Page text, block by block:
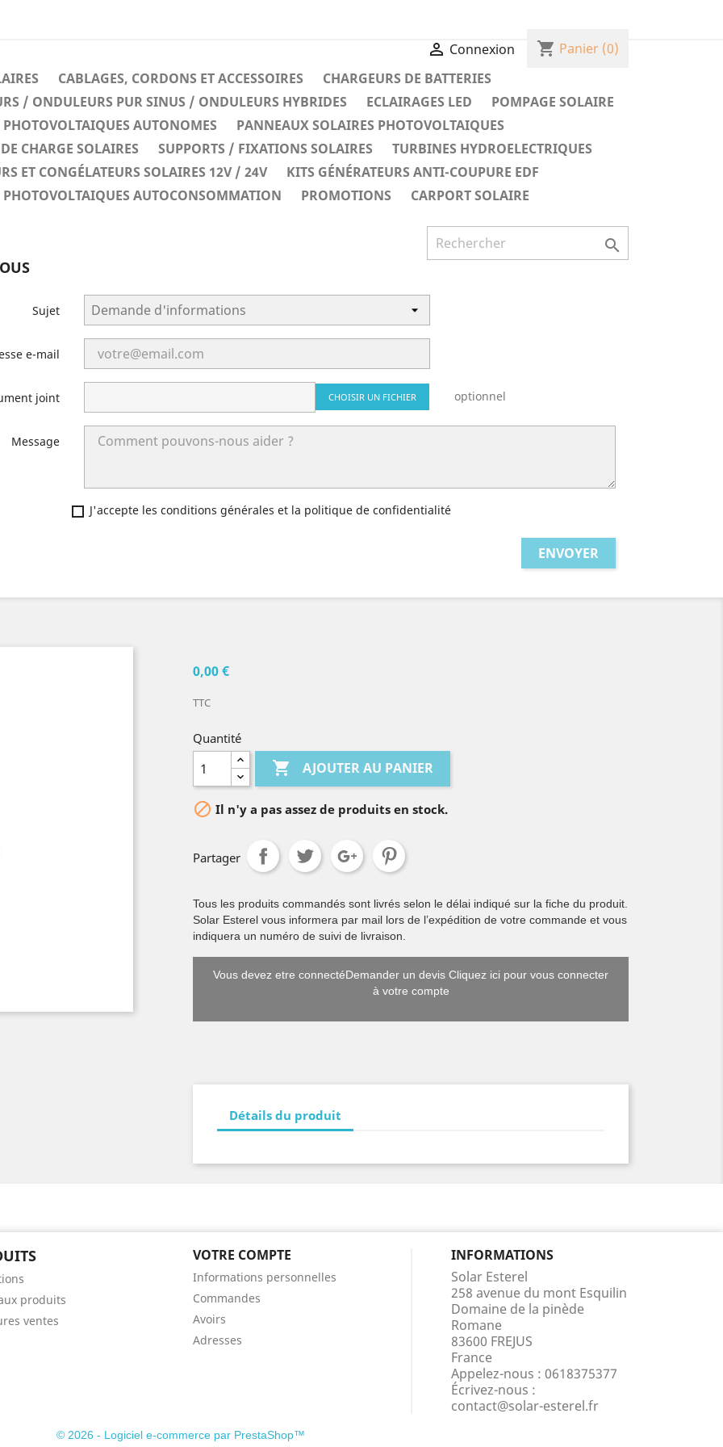
 Connexion shopping_cart Panier (0)
CABLAGES, CORDONS ET ACCESSOIRES
CHARGEURS DE BATTERIES
/ ONDULEURS PUR SINUS / ONDULEURS HYBRIDES
ECLAIRAGES LED
POMPAGE SOLAIRE
PHOTOVOLTAIQUES AUTONOMES
PANNEAUX SOLAIRES PHOTOVOLTAIQUES
CHARGE SOLAIRES
SUPPORTS / FIXATIONS SOLAIRES
TURBINES HYDROELECTRIQUES
ET CONGÉLATEURS SOLAIRES 12V / 24V
KITS GÉNÉRATEURS ANTI-COUPURE EDF
PHOTOVOLTAIQUES AUTOCONSOMMATION
PROMOTIONS CARPORT SOLAIRE

Sujet
e-mail
joint CHOISIR UN FICHIER optionnel
Message
J'accepte les conditions générales et la politique de confidentialité
0,00 €
TTC
Quantité
 AJOUTER AU PANIER
 Il n'y a pas assez de produits en stock.
Partager
Tous les produits commandés sont livrés selon le délai indiqué sur la fiche du produit.
Solar Esterel vous informera par mail lors de l’expédition de votre commande et vous
indiquera un numéro de suivi de livraison.
Vous devez etre connectéDemander un devis Cliquez ici pour vous connecter
à votre compte
Détails du produit
produits
ventes
VOTRE COMPTE
Informations personnelles
Commandes
Avoirs
Adresses
INFORMATIONS
Solar Esterel
258 avenue du mont Esquilin
Domaine de la pinède
Romane
83600 FREJUS
France
Appelez-nous : 0618375377
Écrivez-nous :
contact@solar-esterel.fr
© 2026 - Logiciel e-commerce par PrestaShop™